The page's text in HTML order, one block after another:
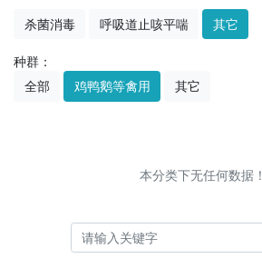
杀菌消毒 呼吸道止咳平喘 其它
种群：
全部
鸡鸭鹅等禽用 其它
本分类下无任何数据！